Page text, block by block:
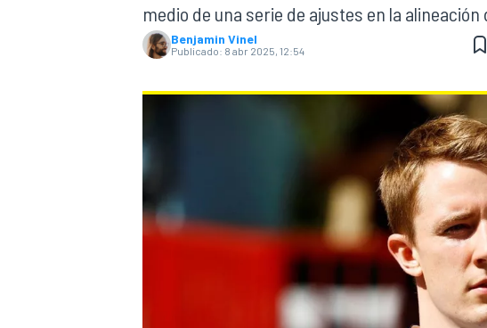
MOTOGP
medio de una serie de ajustes en la alineación
Benjamin Vinel
Publicado: 8 abr 2025, 12:54